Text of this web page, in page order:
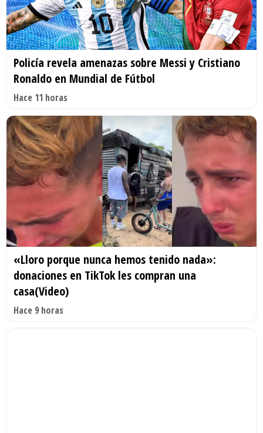
Policía revela amenazas sobre Messi y Cristiano
Ronaldo en Mundial de Fútbol
Hace 11 horas
«Lloro porque nunca hemos tenido nada»:
donaciones en TikTok les compran una
casa(Video)
Hace 9 horas